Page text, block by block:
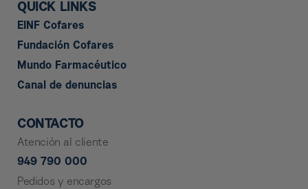
QUICK LINKS
EINF Cofares
Fundación Cofares
Mundo Farmacéutico
Canal de denuncias
CONTACTO
Atención al cliente
949 790 000
Pedidos y encargos